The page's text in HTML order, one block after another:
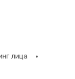
мышца странно
медиальный
под
лица